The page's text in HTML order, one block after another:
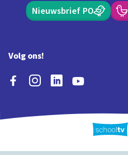
Nieuwsbrief PO
Volg ons!